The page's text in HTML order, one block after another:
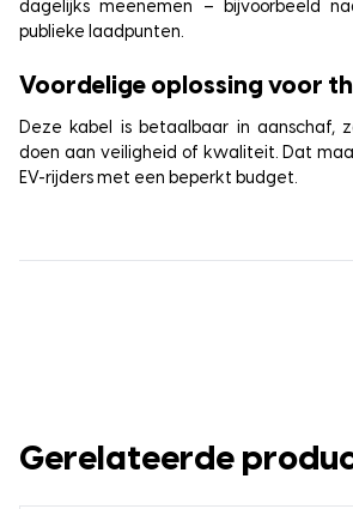
dagelijks meenemen – bijvoorbeeld
publieke laadpunten.
Voordelige oplossing voor
Deze kabel is betaalbaar in aanschaf,
doen aan veiligheid of kwaliteit. Dat
EV-rijders met een beperkt budget.
Gerelateerde